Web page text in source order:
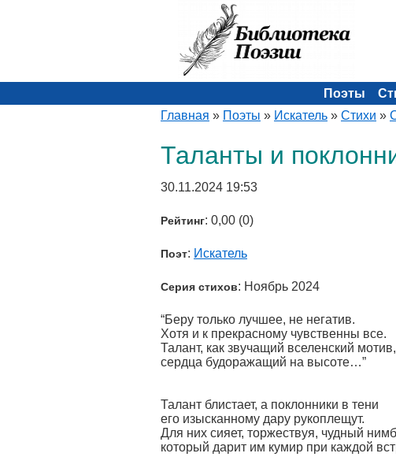
Поэты
Главная » Поэты » Искатель » Стихи »
Таланты и
30.11.2024 19:53
Рейтинг: 0,00 (0)
Поэт: Искатель
Серия стихов: Ноябрь 2024
“Беру только лучшее, не негатив.
Хотя и к прекрасному чувственны все.
Талант, как звучащий вселенский мотив,
сердца будоражащий на высоте…”
Талант блистает, а поклонники в тени
его изысканному дару рукоплещут.
Для них сияет, торжествуя, чудный
который дарит им кумир при каждой